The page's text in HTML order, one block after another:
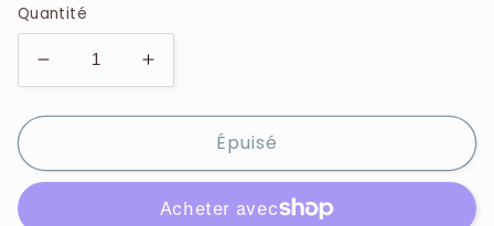
Quantité
Réduire
la
quantité
Jo
Augmenter
la
quantité
Jo
Épuisé